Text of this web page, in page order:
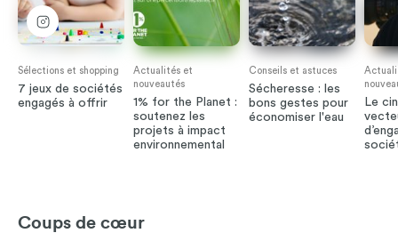
Sélections et shopping
7 jeux de sociétés
engagés à offrir
Actualités et
nouveautés
1% for the Planet :
soutenez les
projets à impact
environnemental
Conseils et astuces
Sécheresse : les
bons gestes pour
économiser l'eau
Le
Coups de cœur